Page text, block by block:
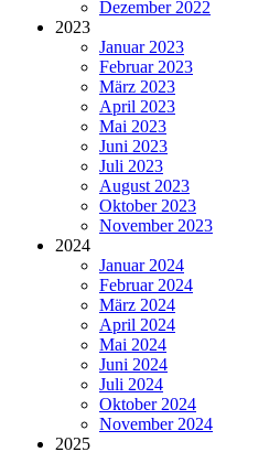
Dezember 2022
2023
Januar 2023
Februar 2023
März 2023
April 2023
Mai 2023
Juni 2023
Juli 2023
August 2023
Oktober 2023
November 2023
2024
Januar 2024
Februar 2024
März 2024
April 2024
Mai 2024
Juni 2024
Juli 2024
Oktober 2024
November 2024
2025